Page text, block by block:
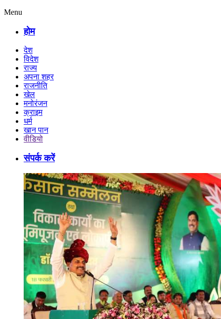
Menu
होम
देश
विदेश
राज्य
अपना शहर
राजनीति
खेल
मनोरंजन
क्राइम
धर्म
खान पान
वीडियो
संपर्क करें